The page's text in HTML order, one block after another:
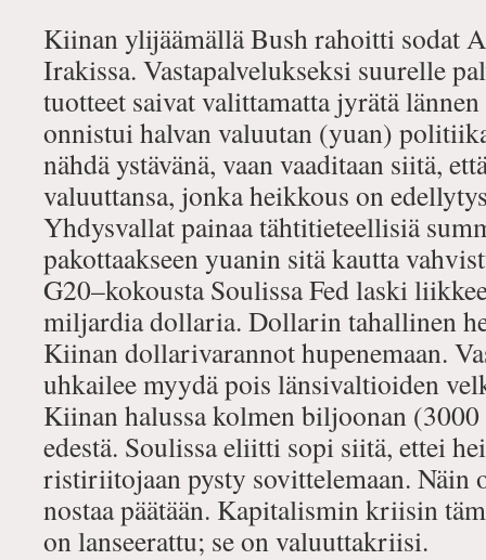
Kiinan ylijäämällä Bush rahoitti sodat
Irakissa. Vastapalvelukseksi suurelle
tuotteet saivat valittamatta jyrätä
onnistui halvan valuutan (yuan)
nähdä ystävänä, vaan vaaditaan siitä,
valuuttansa, jonka heikkous on
Yhdysvallat painaa tähtitieteellisiä
pakottaakseen yuanin sitä kautta
G20–kokousta Soulissa Fed laski
miljardia dollaria. Dollarin tahallinen
Kiinan dollarivarannot hupenemaan.
uhkailee myydä pois länsivaltioiden
Kiinan halussa kolmen biljoonan
edestä. Soulissa eliitti sopi siitä, ettei
ristiriitojaan pysty sovittelemaan. Näin
nostaa päätään. Kapitalismin kriisin
on lanseerattu; se on valuuttakriisi.